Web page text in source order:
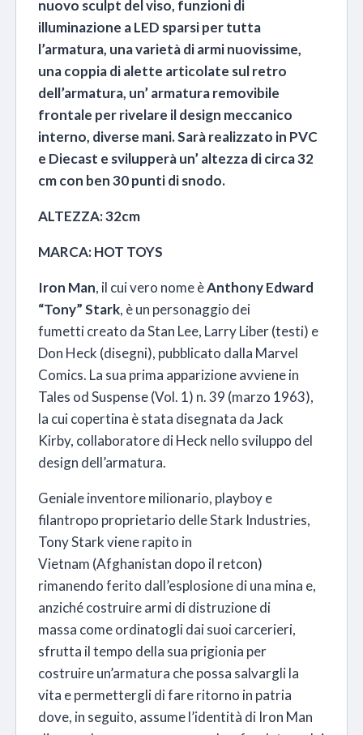
nuovo sculpt del viso, funzioni di
illuminazione a LED sparsi per tutta
l’armatura, una varietà di armi nuovissime,
una coppia di alette articolate sul retro
dell’armatura, un’ armatura removibile
frontale per rivelare il design meccanico
interno, diverse mani. Sarà realizzato in PVC
e Diecast e svilupperà un’ altezza di circa 32
cm con ben 30 punti di snodo.
ALTEZZA: 32cm
MARCA: HOT TOYS
Iron Man, il cui vero nome èAnthony Edward
“Tony” Stark, è un personaggio dei
fumetti creato da Stan Lee, Larry Liber (testi) e
Don Heck (disegni), pubblicato dalla Marvel
Comics. La sua prima apparizione avviene in
Tales od Suspense (Vol. 1) n. 39 (marzo 1963),
la cui copertina è stata disegnata da Jack
Kirby, collaboratore di Heck nello sviluppo del
design dell’armatura.
Geniale inventore milionario, playboy e
filantropo proprietario delle Stark Industries,
Tony Stark viene rapito in
Vietnam (Afghanistan dopo il retcon)
rimanendo ferito dall’esplosione di una mina e,
anziché costruire armi di distruzione di
massa come ordinatogli dai suoi carcerieri,
sfrutta il tempo della sua prigionia per
costruire un’armatura che possa salvargli la
vita e permettergli di fare ritorno in patria
dove, in seguito, assume l’identità di Iron Man